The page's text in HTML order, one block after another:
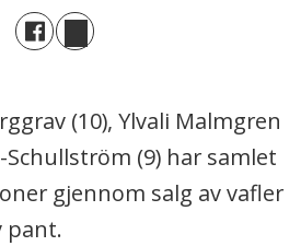
(10), Ylvali Malmgren
Schullström (9) har samlet
gjennom salg av vafler
pant.